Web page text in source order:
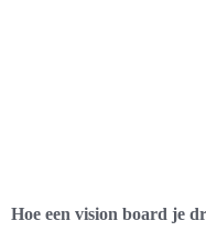
Hoe een vision board je